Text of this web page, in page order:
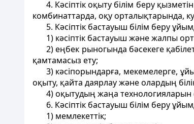
4. Кәсiптік оқыту білім беру
комбинаттарда, оқу орталықтарында,
5. Кәсiптiк бастауыш білім беру
1) кәсiптiк бастауыш және жалпы
2) еңбек рыногында бәсекеге
қамтамасыз ету;
3) кәсiпорындарға, мекемелерге,
оқыту, қайта даярлау және олардың
4) оқытудың жаңа технологияларын
6. Кәсіптік бастауыш білім беру
1) мемлекеттік;